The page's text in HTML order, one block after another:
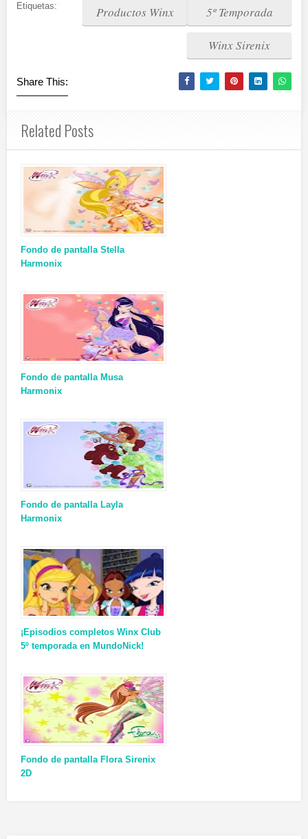
Etiquetas: 5º Temporada
Productos Winx
Winx Sirenix
Share This:
Related Posts
Fondo de pantalla Stella
Harmonix
Fondo de pantalla Musa
Harmonix
Fondo de pantalla Layla
Harmonix
¡Episodios completos Winx Club
5º temporada en MundoNick!
Fondo de pantalla Flora Sirenix
2D